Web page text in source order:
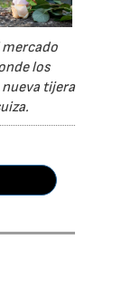
mercado
los
tijera